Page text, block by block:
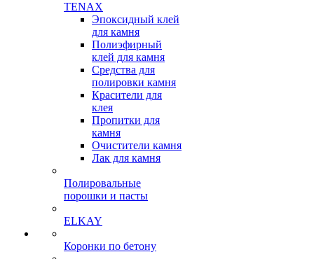
TENAX
Эпоксидный клей
для камня
Полиэфирный
клей для камня
Средства для
полировки камня
Красители для
клея
Пропитки для
камня
Очистители камня
Лак для камня
Полировальные
порошки и пасты
ELKAY
Коронки по бетону